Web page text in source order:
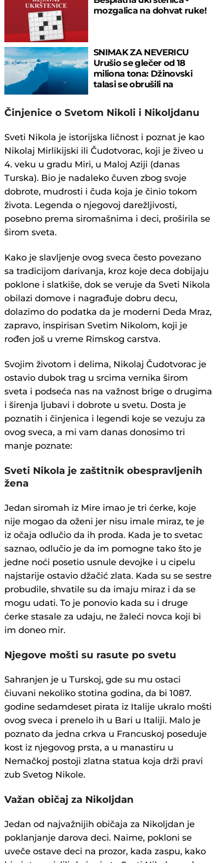
mozgalica na dohvat ruke!
SNIMAK ZA NEVERICU
Urušio se glečer od 18
miliona tona: Džinovski
talasi se obrušili na
Činjenice o Svetom Nikoli i Nikoljdanu
Sveti Nikola je istorijska ličnost i poznat je kao
Nikolaj Mirlikijski ili Čudotvorac, koji je živeo u
4. veku u gradu Miri, u Maloj Aziji (danas
Turska). Bio je nadaleko čuven zbog svoje
dobrote, mudrosti i čuda koja je činio tokom
života. Legenda o njegovoj darežljivosti,
posebno prema siromašnima i deci, proširila se
širom sveta.
Kako je slavljenje ovog sveca često povezano
sa tradicijom darivanja, kroz koje deca dobijaju
poklone i slatkiše, dok se veruje da Sveti Nikola
obilazi domove i nagrađuje dobru decu,
dolazimo do podatka da je moderni Deda Mraz,
zapravo, inspirisan Svetim Nikolom, koji je
rođen još u vreme Rimskog carstva.
Svojim životom i delima, Nikolaj Čudotvorac je
ostavio dubok trag u srcima vernika širom
sveta i podseća nas na važnost brige o drugima
i širenja ljubavi i dobrote u svetu. Dosta je
poznatih i činjenica i legendi koje se vezuju za
ovog sveca, a mi vam danas donosimo tri
manje poznate:
Sveti Nikola je zaštitnik obespravljenih
žena
Jedan siromah iz Mire imao je tri ćerke, koje
nije mogao da oženi jer nisu imale miraz, te je
iz očaja odlučio da ih proda. Kada je to svetac
saznao, odlučio je da im pomogne tako što je
jedne noći posetio usnule devojke i u cipelu
najstarije ostavio džačić zlata. Kada su se sestre
probudile, shvatile su da imaju miraz i da se
mogu udati. To je ponovio kada su i druge
ćerke stasale za udaju, ne žaleći novca koji bi
im doneo mir.
Njegove mošti su rasute po svetu
Sahranjen je u Turskoj, gde su mu ostaci
čiuvani nekoliko stotina godina, da bi 1087.
godine sedamdeset pirata iz Italije ukralo mošti
ovog sveca i prenelo ih u Bari u Italiji. Malo je
poznato da jedna crkva u Francuskoj poseduje
kost iz njegovog prsta, a u manastiru u
Nemačkoj postoji zlatna statua koja drži pravi
zub Svetog Nikole.
Važan običaj za Nikoljdan
Jedan od najvažnijih običaja za Nikoljdan je
poklanjanje darova deci. Naime, pokloni se
uveče ostave deci na prozor, kada zaspu, kako